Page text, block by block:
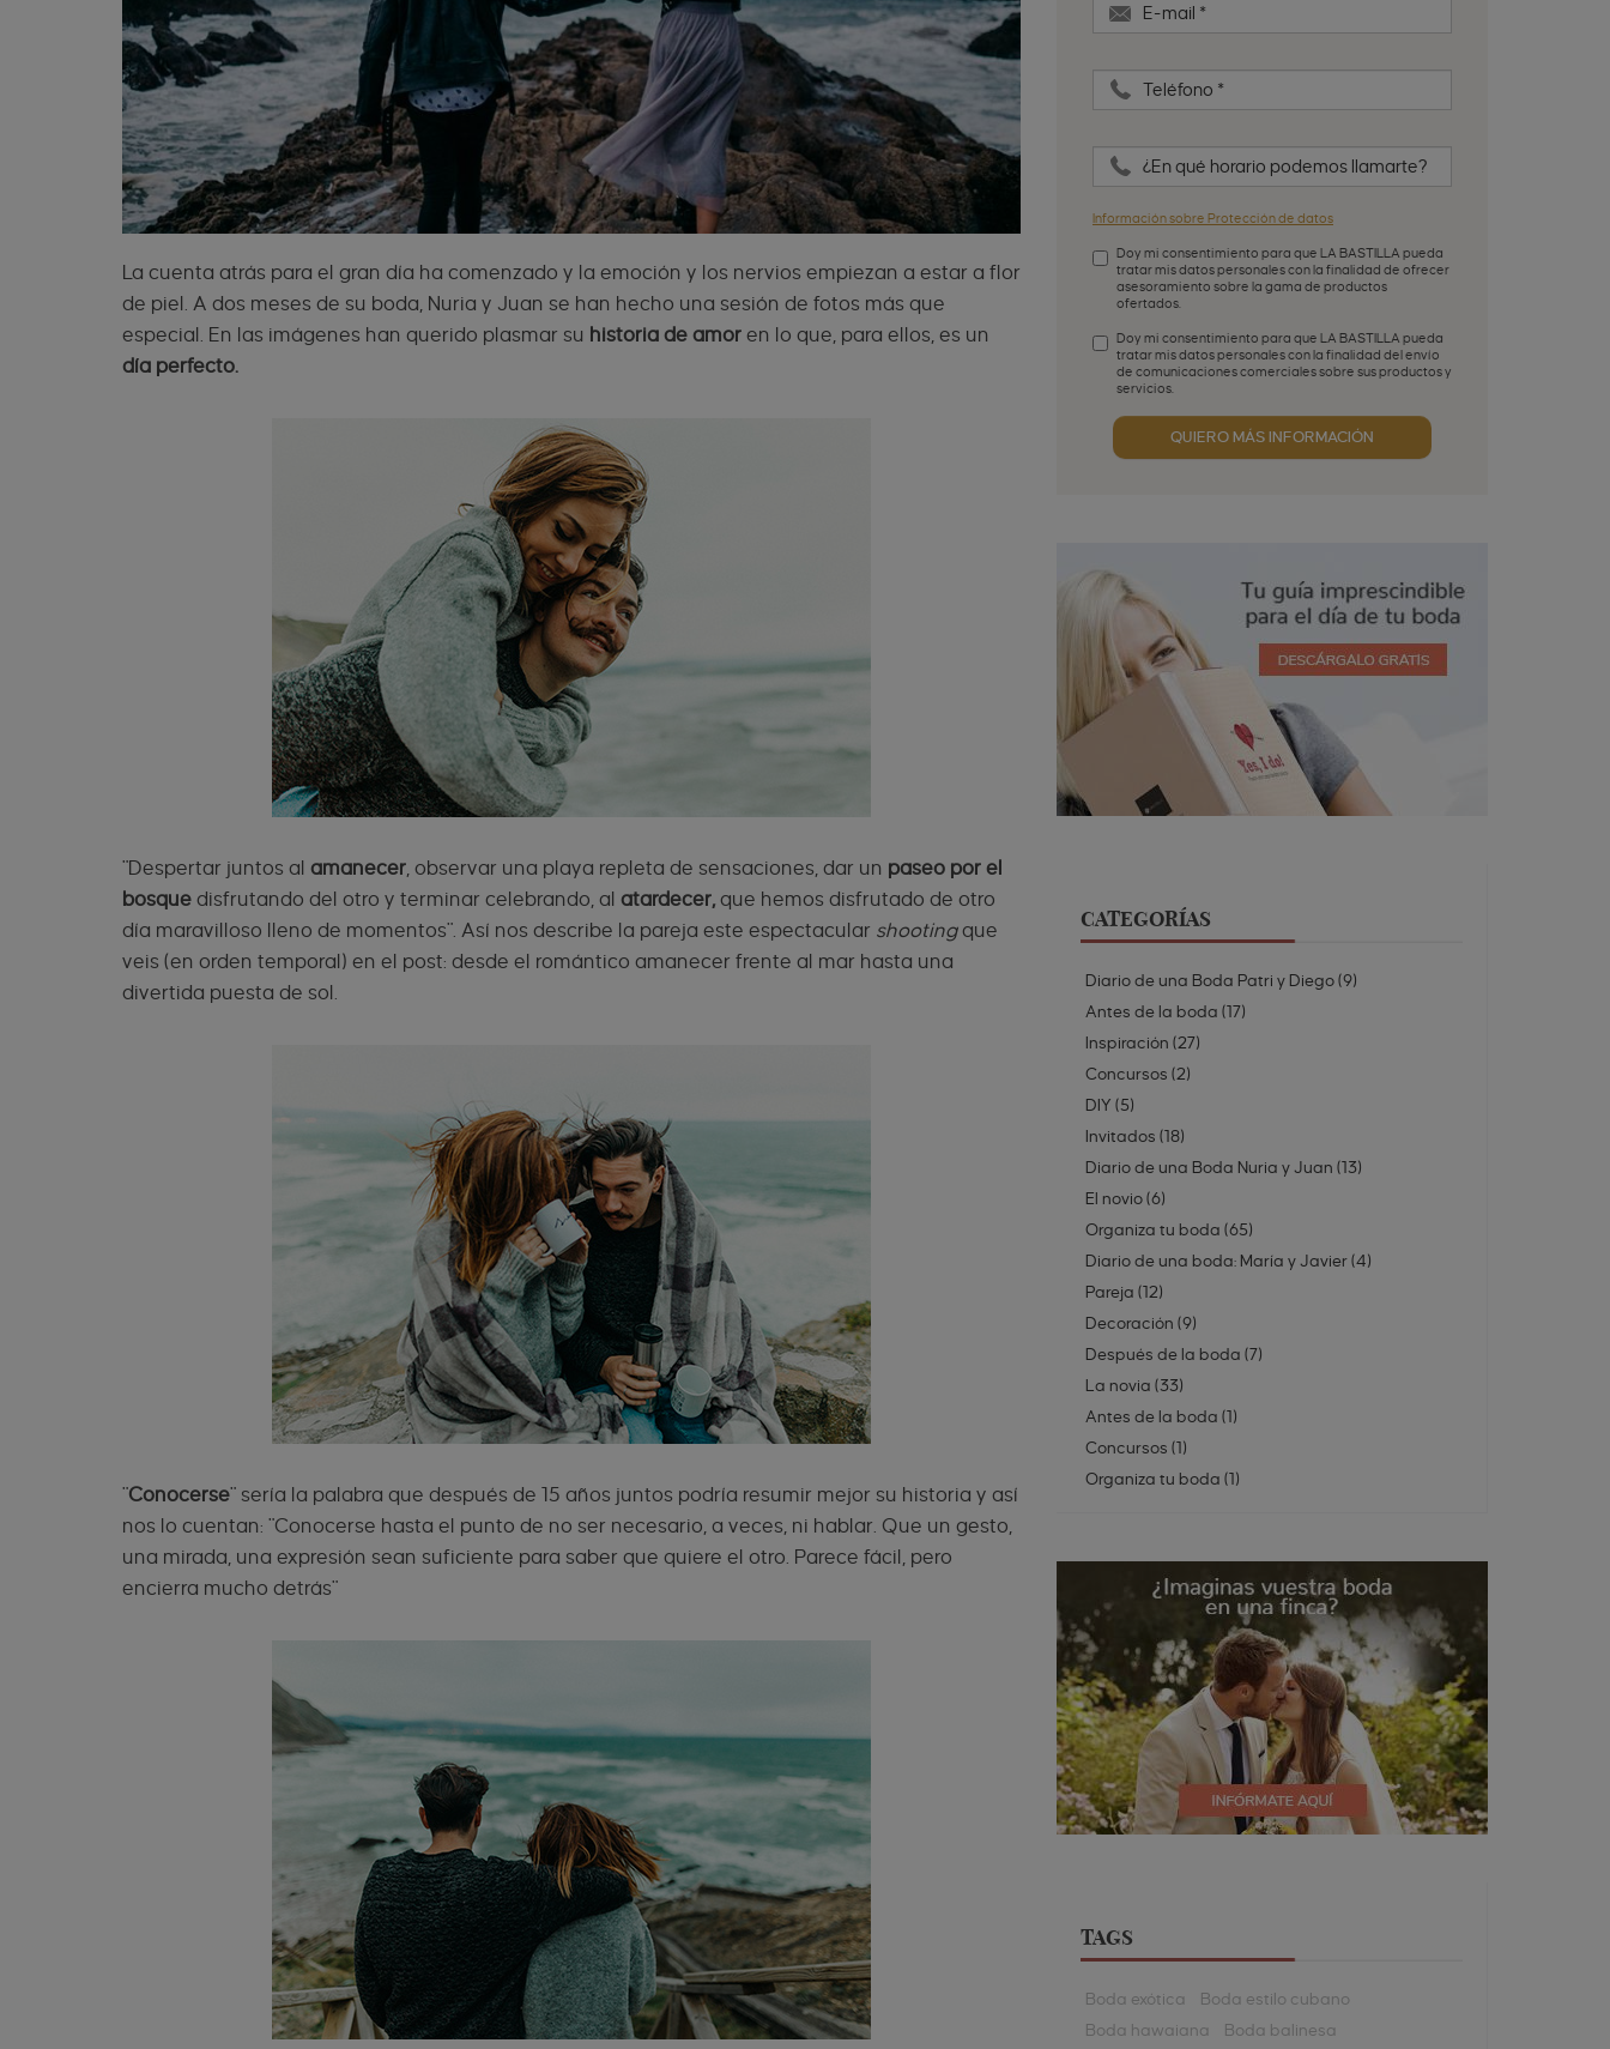
La cuenta atrás para el gran día ha comenzado y la emoción y los nervios empiezan a estar a flor
de piel. A dos meses de su boda, Nuria y Juan se han hecho una sesión de fotos más que
especial. En las imágenes han querido plasmar su historia de amor en lo que, para ellos, es un
día perfecto.
"Despertar juntos al amanecer, observar una playa repleta de sensaciones, dar un paseo por el
bosque disfrutando del otro y terminar celebrando, al atardecer, que hemos disfrutado de otro
día maravilloso lleno de momentos". Así nos describe la pareja este espectacular shootingque
veis (en orden temporal) en el post: desde el romántico amanecer frente al mar hasta una
divertida puesta de sol.
"Conocerse" sería la palabra que después de 15 años juntos podría resumir mejor su historia y así
nos lo cuentan: "Conocerse hasta el punto de no ser necesario, a veces, ni hablar. Que un gesto,
una mirada, una expresión sean suficiente para saber que quiere el otro. Parece fácil, pero
encierra mucho detrás"
E-mail *
Teléfono *
¿En qué horario podemos llamarte?
Información sobre Protección de datos
Doy mi consentimiento para que LA BASTILLA pueda
tratar mis datos personales con la finalidad de ofrecer
asesoramiento sobre la gama de productos
ofertados.
Aceptación de condiciones*
Doy mi consentimiento para que LA BASTILLA pueda
tratar mis datos personales con la finalidad del envío
de comunicaciones comerciales sobre sus productos y
servicios.
Aceptación publicidad
QUIERO MÁS INFORMACIÓN
CATEGORÍAS
Diario de una Boda Patri y Diego(9)
Antes de la boda (17)
Inspiración (27)
Concursos (2)
DIY (5)
Invitados (18)
Diario de una Boda Nuria y Juan (13)
El novio(6)
Organiza tu boda (65)
Diario de una boda: María y Javier(4)
Pareja (12)
Decoración (9)
Después de la boda (7)
La novia (33)
Antes de la boda (1)
Concursos (1)
Organiza tu boda (1)
TAGS
Boda exótica
Boda estilo cubano
Boda hawaiana
Boda balinesa